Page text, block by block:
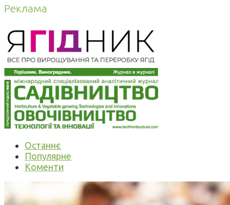
Реклама
Останнє
Популярне
Коменти